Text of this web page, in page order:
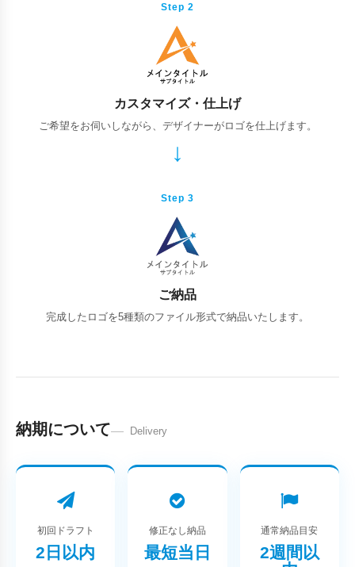
Step 2
カスタマイズ・仕上げ
ご希望をお伺いしながら、デザイナーがロゴを仕上げます。
Step 3
ご納品
完成したロゴを5種類のファイル形式で納品いたします。
納期について Delivery
初回ドラフト
2日以内
修正なし納品
最短当日
通常納品目安
2週間以